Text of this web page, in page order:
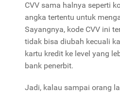
CVV sama halnya seperti
angka tertentu untuk
Sayangnya, kode CVV ini
tidak bisa diubah kecuali
kartu kredit ke level yang
bank penerbit.
Jadi, kalau sampai orang